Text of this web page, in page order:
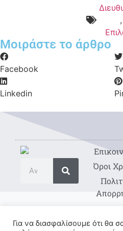
,
Μοιράστε το άρθρο
Facebook
Linkedin
Όροι
Για να διασφαλίσουμε ότι θα